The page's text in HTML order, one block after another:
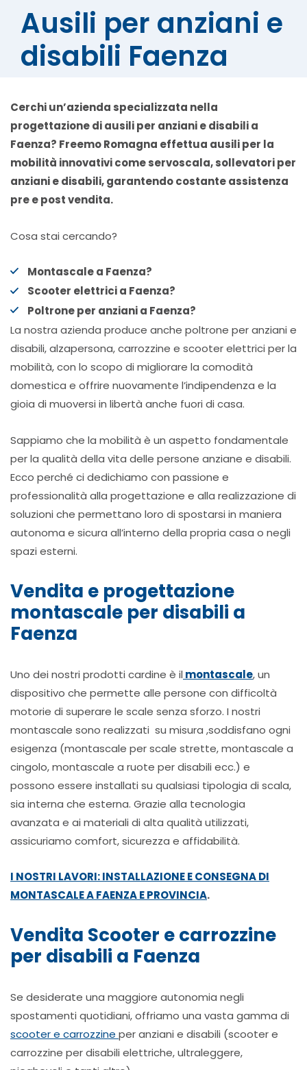
Ausili per anziani e
disabili Faenza
Cerchi un’azienda specializzata nella
progettazione di ausili per anziani e disabili a
Faenza? Freemo Romagna effettua ausili per la
mobilità innovativi comeservoscala, sollevatori per
anziani e disabili, garantendo costante assistenza
pre e post vendita.
Cosa stai cercando?
Montascale a Faenza?
Scooter elettrici a Faenza?
Poltrone per anziani a Faenza?
La nostra azienda produce anche poltrone per anziani e
disabili, alzapersona, carrozzine e scooter elettrici per la
mobilità, con lo scopo di migliorare la comodità
domestica e offrire nuovamente l’indipendenza e la
gioia di muoversi in libertà anche fuori di casa.
Sappiamo che la mobilità è un aspetto fondamentale
per la qualità della vita delle persone anziane e disabili.
Ecco perché ci dedichiamo con passione e
professionalità alla progettazione e alla realizzazione di
soluzioni che permettano loro di spostarsi in maniera
autonoma e sicura all’interno della propria casa o negli
spazi esterni.
Vendita e progettazione
montascale per disabili a
Faenza
Uno dei nostri prodotti cardine è il montascale, un
dispositivo che permette alle persone con difficoltà
motorie di superare le scale senza sforzo. I nostri
montascale sono realizzati su misura ,soddisfano ogni
esigenza (montascale per scale strette, montascale a
cingolo, montascale a ruote per disabili ecc.) e
possono essere installati su qualsiasi tipologia di scala,
sia interna che esterna. Grazie alla tecnologia
avanzata e ai materiali di alta qualità utilizzati,
assicuriamo comfort, sicurezza e affidabilità.
I NOSTRI LAVORI: INSTALLAZIONE E CONSEGNA DI
MONTASCALE A FAENZA E PROVINCIA.
Vendita Scooter e carrozzine
per disabili a Faenza
Se desiderate una maggiore autonomia negli
spostamenti quotidiani, offriamo una vasta gamma di
scooter e carrozzine per anziani e disabili (scooter e
carrozzine per disabili elettriche, ultraleggere,